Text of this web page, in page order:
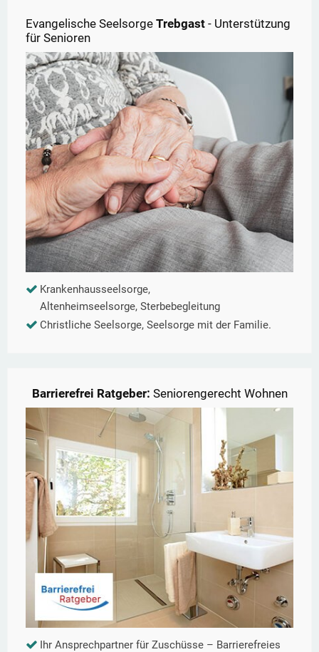
Evangelische Seelsorge Trebgast - Unterstützung
für Senioren
Krankenhausseelsorge,
Altenheimseelsorge, Sterbebegleitung
Christliche Seelsorge, Seelsorge mit der Familie.
Barrierefrei Ratgeber: Seniorengerecht Wohnen
Ihr Ansprechpartner für Zuschüsse – Barrierefreies